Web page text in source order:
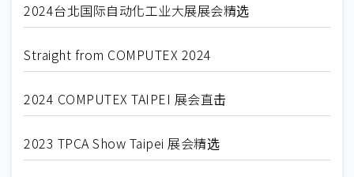
2024台北国际自动化工业大展展会精选
Straight from COMPUTEX 2024
2024 COMPUTEX TAIPEI 展会直击
2023 TPCA Show Taipei 展会精选